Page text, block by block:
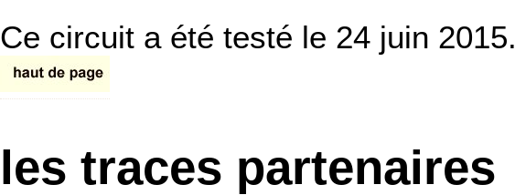
Ce circuit a été testé le 24 juin 2015.
les traces partenaires